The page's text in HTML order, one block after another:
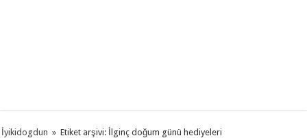
İyikidogdun » Etiket arşivi: İlginç doğum günü hediyeleri